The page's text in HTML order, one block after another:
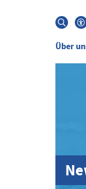
Suche
öffnen
Über